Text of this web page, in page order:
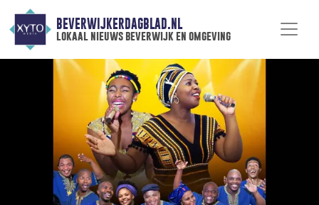
BEVERWIJKERDAGBLAD.NL
lokaal nieuws beverwijk en omgeving